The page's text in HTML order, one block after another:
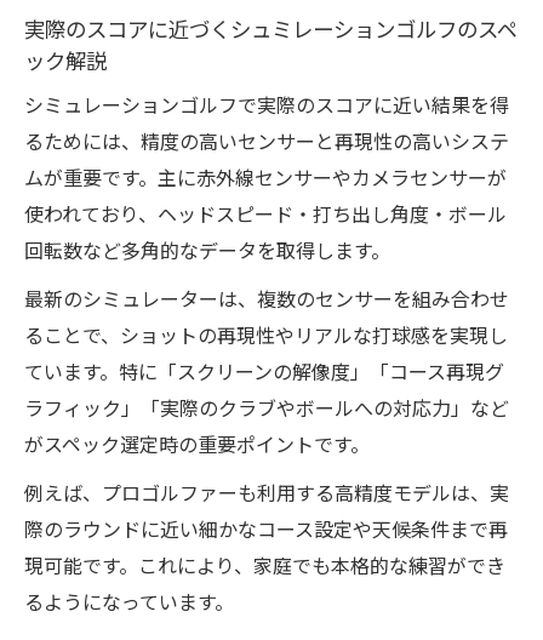
実際のコースを再現するシュミレーション
自宅用シュミレーションゴルフの精度と再
現性を比較
リアル感を高めるシュミレーションゴルフ
の選び方
最新スペック搭載のシュミレーションゴル
フの魅力
自作ゴルフ環境を叶える必要なスペックと設備
シュミレーションゴルフ自作に必要な基本
スペック一覧
快適練習を実現するシュミレーションゴル
フの設備選び
自宅で楽しむためのシュミレーションゴル
フ機材解説
シュミレーションゴルフに不可欠な設備と
実際のスコアに近づくシュミレーションゴルフのスペ
ック解説
シミュレーションゴルフで実際のスコアに近い結果を得
るためには、精度の高いセンサーと再現性の高いシステ
ムが重要です。主に赤外線センサーやカメラセンサーが
使われており、ヘッドスピード・打ち出し角度・ボール
回転数など多角的なデータを取得します。
最新のシミュレーターは、複数のセンサーを組み合わせ
ることで、ショットの再現性やリアルな打球感を実現し
ています。特に「スクリーンの解像度」「コース再現グ
ラフィック」「実際のクラブやボールへの対応力」など
がスペック選定時の重要ポイントです。
例えば、プロゴルファーも利用する高精度モデルは、実
際のラウンドに近い細かなコース設定や天候条件まで再
現可能です。これにより、家庭でも本格的な練習ができ
るようになっています。